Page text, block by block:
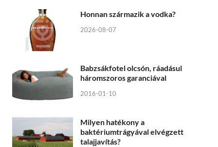
Honnan származik a vodka?
2026-08-07
Babzsákfotel olcsón, ráadásul
háromszoros garanciával
2016-01-10
Milyen hatékony a
baktériumtrágyával elvégzett
talajjavítás?